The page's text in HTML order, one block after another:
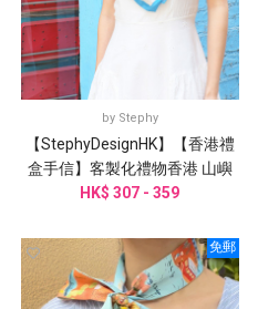
by Stephy
【StephyDesignHK】【香港禮
盒手信】客製化禮物香港 山嶼
海手繪大方巾/ 配絲巾扣禮盒
HK$ 307 - 359
免郵